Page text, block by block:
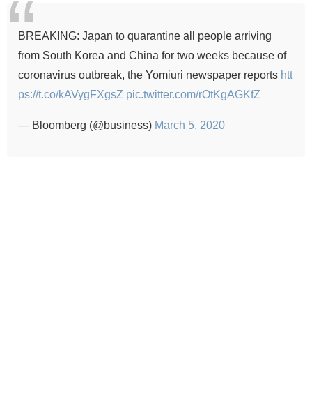
BREAKING: Japan to quarantine all people arriving
from South Korea and China for two weeks because of
coronavirus outbreak, the Yomiuri newspaper reports htt
ps://t.co/kAVygFXgsZ pic.twitter.com/rOtKgAGKfZ
— Bloomberg (@business) March 5, 2020